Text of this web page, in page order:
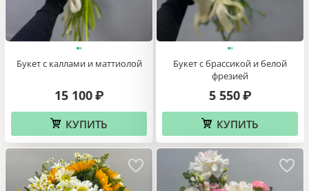
Букет с каллами и маттиолой
15 100 ₽
КУПИТЬ
Букет с брассикой и белой
фрезией
5 550 ₽
КУПИТЬ